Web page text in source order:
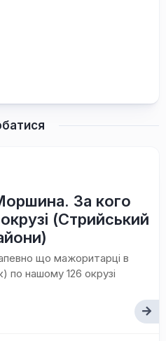
За кого
(Стрийський
що мажоритарці в
по нашому 126 окрузі